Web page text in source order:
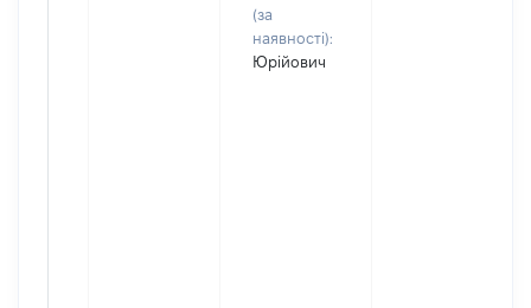
(за
наявності):
Юрійович